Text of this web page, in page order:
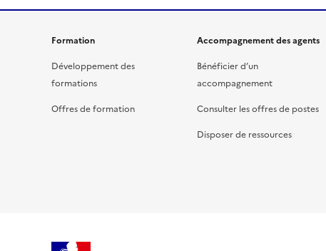
Formation
Développement des
formations
Offres de formation
Accompagnement des agents
Bénéficier d’un
accompagnement
Consulter les offres de postes
Disposer de ressources